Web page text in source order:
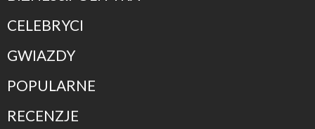
CELEBRYCI
GWIAZDY
POPULARNE
RECENZJE